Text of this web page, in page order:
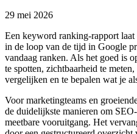
29 mei 2026
Een keyword ranking-rapport
in de loop van de tijd in Google
vandaag ranken. Als het goed is
te spotten, zichtbaarheid te
vergelijken en te bepalen wat je
Voor marketingteams en
de duidelijkste manieren om
meetbare vooruitgang. Het